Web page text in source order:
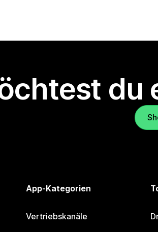
du
App-Kategorien
Vertriebskanäle